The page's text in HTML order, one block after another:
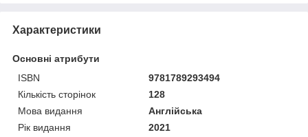
Характеристики
Основні атрибути
ISBN
9781789293494
Кількість сторінок
128
Мова видання
Англійська
Рік видання
2021